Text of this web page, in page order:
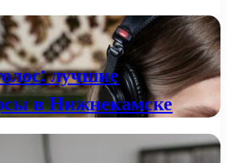
лучшие
в Нижнекамске